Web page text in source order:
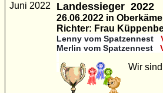
Juni 2022 Landessieger 2022
26.06.2022 in
Richter: Frau
Lenny vom Spatzennest
Merlin vom Spatzennest
Wir